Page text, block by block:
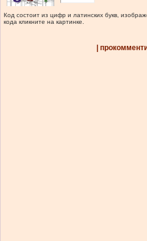
Код состоит из цифр и латинских букв,
кода кликните на картинке.
|